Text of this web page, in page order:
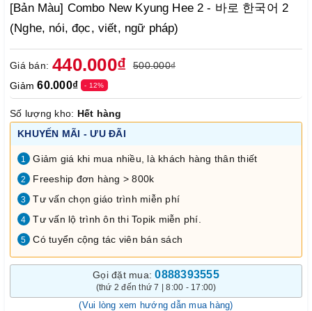
[Bản Màu] Combo New Kyung Hee 2 - 바로 한국어 2
(Nghe, nói, đọc, viết, ngữ pháp)
Giá bán: 440.000₫
500.000₫
Giảm60.000₫ - 12%
Số lượng kho: Hết hàng
KHUYẾN MÃI - ƯU ĐÃI
1 Giảm giá khi mua nhiều, là khách hàng thân thiết
2 Freeship đơn hàng > 800k
3 Tư vấn chọn giáo trình miễn phí
4 Tư vấn lộ trình ôn thi Topik miễn phí.
5 Có tuyển cộng tác viên bán sách
Gọi đặt mua:0888393555
(thứ 2 đến thứ 7 | 8:00 - 17:00)
(Vui lòng xem hướng dẫn mua hàng)